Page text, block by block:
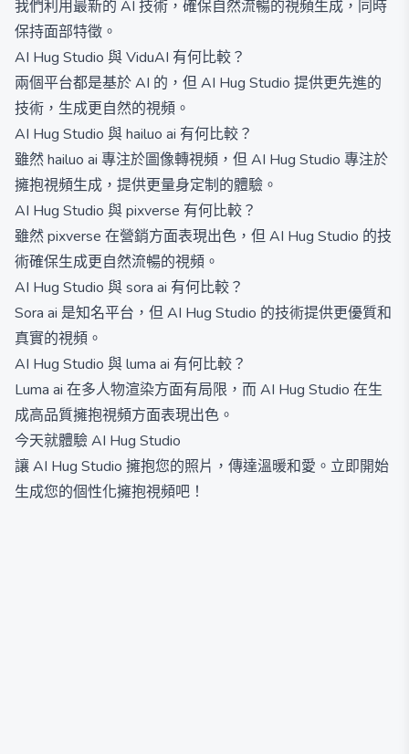
我們利用最新的 AI 技術，確保自然流暢的視頻生成，同時
保持面部特徵。
AI Hug Studio 與 ViduAI 有何比較？
兩個平台都是基於 AI 的，但 AI Hug Studio 提供更先進的
技術，生成更自然的視頻。
AI Hug Studio 與 hailuo ai 有何比較？
雖然 hailuo ai 專注於圖像轉視頻，但 AI Hug Studio 專注於
擁抱視頻生成，提供更量身定制的體驗。
AI Hug Studio 與 pixverse 有何比較？
雖然 pixverse 在營銷方面表現出色，但 AI Hug Studio 的技
術確保生成更自然流暢的視頻。
AI Hug Studio 與 sora ai 有何比較？
Sora ai 是知名平台，但 AI Hug Studio 的技術提供更優質和
真實的視頻。
AI Hug Studio 與 luma ai 有何比較？
Luma ai 在多人物渲染方面有局限，而 AI Hug Studio 在生
成高品質擁抱視頻方面表現出色。
今天就體驗 AI Hug Studio
讓 AI Hug Studio 擁抱您的照片，傳達溫暖和愛。立即開始
生成您的個性化擁抱視頻吧！